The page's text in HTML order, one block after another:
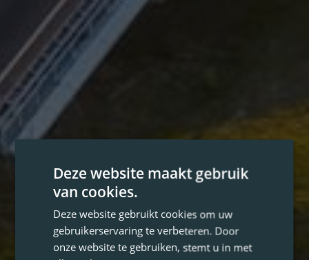
Deze website maakt gebruik
van cookies.
Deze website gebruikt cookies om uw
gebruikerservaring te verbeteren. Door
onze website te gebruiken, stemt u in met